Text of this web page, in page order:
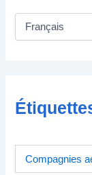
Compagnies